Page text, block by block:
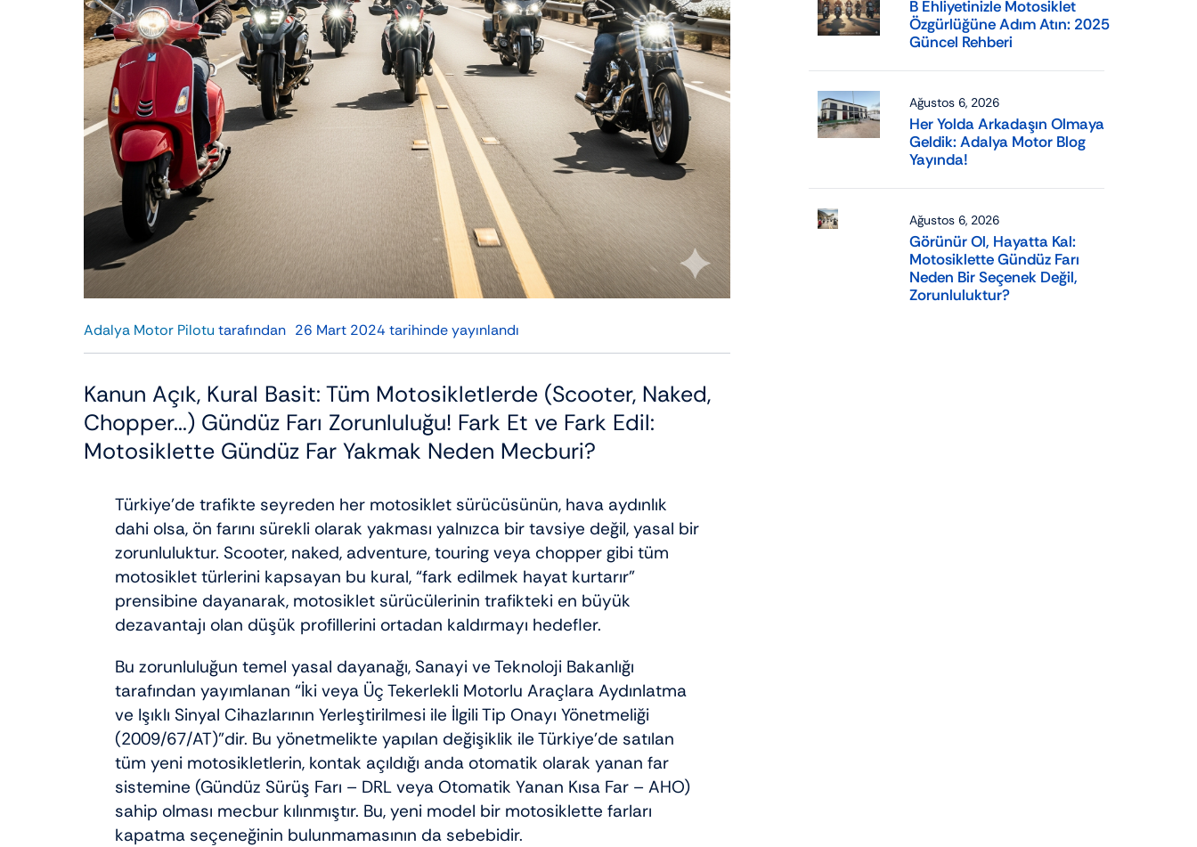
Adalya Motor Pilotu tarafından 26 Mart 2024 tarihinde yayınlandı
Kanun Açık, Kural Basit: Tüm Motosikletlerde (Scooter, Naked,
Chopper...) Gündüz Farı Zorunluluğu! Fark Et ve Fark Edil:
Motosiklette Gündüz Far Yakmak Neden Mecburi?
Türkiye’de trafikte seyreden her motosiklet sürücüsünün, hava aydınlık
dahi olsa, ön farını sürekli olarak yakması yalnızca bir tavsiye değil, yasal bir
zorunluluktur. Scooter, naked, adventure, touring veya chopper gibi tüm
motosiklet türlerini kapsayan bu kural, “fark edilmek hayat kurtarır”
prensibine dayanarak, motosiklet sürücülerinin trafikteki en büyük
dezavantajı olan düşük profillerini ortadan kaldırmayı hedefler.
Bu zorunluluğun temel yasal dayanağı, Sanayi ve Teknoloji Bakanlığı
tarafından yayımlanan “İki veya Üç Tekerlekli Motorlu Araçlara Aydınlatma
ve Işıklı Sinyal Cihazlarının Yerleştirilmesi ile İlgili Tip Onayı Yönetmeliği
(2009/67/AT)”dir. Bu yönetmelikte yapılan değişiklik ile Türkiye’de satılan
tüm yeni motosikletlerin, kontak açıldığı anda otomatik olarak yanan far
sistemine (Gündüz Sürüş Farı – DRL veya Otomatik Yanan Kısa Far – AHO)
sahip olması mecbur kılınmıştır. Bu, yeni model bir motosiklette farları
kapatma seçeneğinin bulunmamasının da sebebidir.
B Ehliyetinizle Motosiklet
Özgürlüğüne Adım Atın: 2025
Güncel Rehberi
Ağustos 6, 2026
Her Yolda Arkadaşın Olmaya
Geldik: Adalya Motor Blog
Yayında!
Ağustos 6, 2026
Görünür Ol, Hayatta Kal:
Motosiklette Gündüz Farı
Neden Bir Seçenek Değil,
Zorunluluktur?